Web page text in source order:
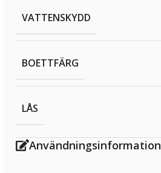
VATTENSKYDD
BOETTFÄRG
LÅS
Användningsinformation